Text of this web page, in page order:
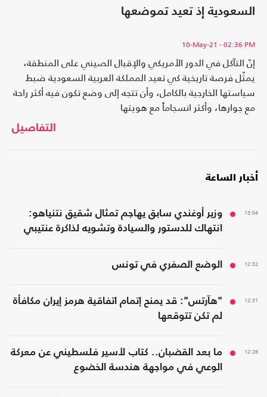
السعودية إذ تعيد تموضعها
10-May-21 - 02:36 PM
إنّ التآكل في الدور الأمريكي والإقبال الصيني على المنطقة،
يمثّل فرصة تاريخية كي تعيد المملكة العربية السعودية ضبط
سياستها الخارجية بالكامل، وأن تتجه إلى وضع تكون فيه أكثر راحة
مع جوارها، وأكثر انسجاماً مع هويتها
التفاصيل
أخبار الساعة
13:04
وزير أوغندي سابق يهاجم تمثال شقيق نتنياهو:
انتهاك للدستور والسيادة وتشويه لذاكرة عنتيبي
12:32 الوضع الصفري في تونس
12:31
"هآرتس": قد يمنح إتمام اتفاقية هرمز إيران مكافأة
لم تكن تتوقعها
12:26
ما بعد القضبان.. كتاب لأسير فلسطيني عن معركة
الوعي في مواجهة هندسة الخضوع